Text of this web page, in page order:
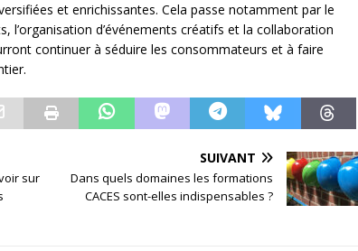
et enrichissantes. Cela passe notamment par le
l’organisation d’événements créatifs et la collaboration
continuer à séduire les consommateurs et à faire
sur
SUIVANT
Dans quels domaines les formations
CACES sont-elles indispensables ?